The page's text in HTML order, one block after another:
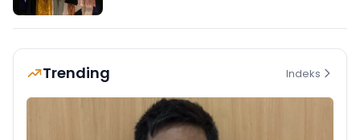
Trending Indeks